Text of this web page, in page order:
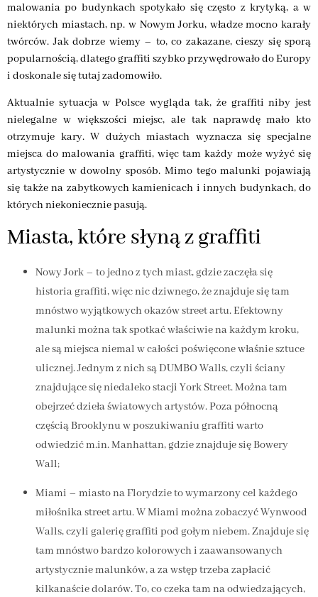
malowania po budynkach spotykało się często z krytyką, a w
niektórych miastach, np. w Nowym Jorku, władze mocno karały
twórców. Jak dobrze wiemy – to, co zakazane, cieszy się sporą
popularnością, dlatego graffiti szybko przywędrowało do Europy
i doskonale się tutaj zadomowiło.
Aktualnie sytuacja w Polsce wygląda tak, że graffiti niby jest
nielegalne w większości miejsc, ale tak naprawdę mało kto
otrzymuje kary. W dużych miastach wyznacza się specjalne
miejsca do malowania graffiti, więc tam każdy może wyżyć się
artystycznie w dowolny sposób. Mimo tego malunki pojawiają
się także na zabytkowych kamienicach i innych budynkach, do
których niekoniecznie pasują.
Miasta, które słyną z graffiti
Nowy Jork – to jedno z tych miast, gdzie zaczęła się
historia graffiti, więc nic dziwnego, że znajduje się tam
mnóstwo wyjątkowych okazów street artu. Efektowny
malunki można tak spotkać właściwie na każdym kroku,
ale są miejsca niemal w całości poświęcone właśnie sztuce
ulicznej. Jednym z nich są DUMBO Walls, czyli ściany
znajdujące się niedaleko stacji York Street. Można tam
obejrzeć dzieła światowych artystów. Poza północną
częścią Brooklynu w poszukiwaniu graffiti warto
odwiedzić m.in. Manhattan, gdzie znajduje się Bowery
Wall;
Miami – miasto na Florydzie to wymarzony cel każdego
miłośnika street artu. W Miami można zobaczyć Wynwood
Walls, czyli galerię graffiti pod gołym niebem. Znajduje się
tam mnóstwo bardzo kolorowych i zaawansowanych
artystycznie malunków, a za wstęp trzeba zapłacić
kilkanaście dolarów. To, co czeka tam na odwiedzających,